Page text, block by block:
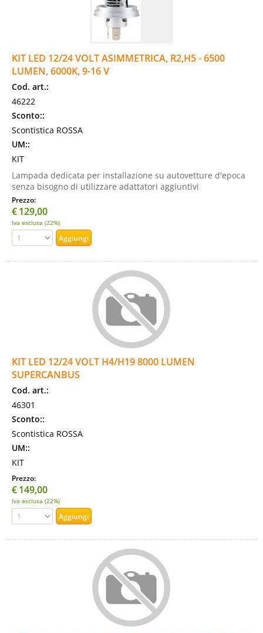
KIT LED 12/24 VOLT ASIMMETRICA, R2,H5 - 6500
LUMEN, 6000K, 9-16 V
Cod. art.:
46222
Sconto::
Scontistica ROSSA
UM::
KIT
Lampada dedicata per installazione su autovetture d'epoca
senza bisogno di utilizzare adattatori aggiuntivi
Prezzo:
€129,00
Iva esclusa (22%)
KIT LED 12/24 VOLT H4/H19 8000 LUMEN
SUPERCANBUS
Cod. art.:
46301
Sconto::
Scontistica ROSSA
UM::
KIT
Prezzo:
€149,00
Iva esclusa (22%)